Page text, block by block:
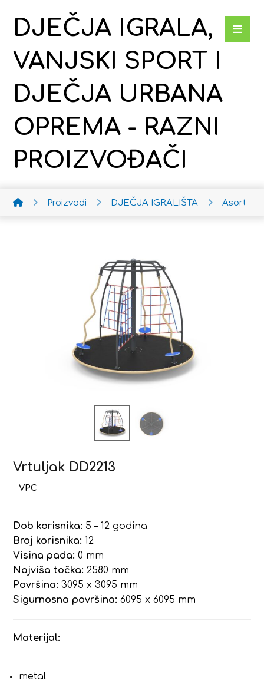
DJEČJA IGRALA,
VANJSKI SPORT I
DJEČJA URBANA
OPREMA - RAZNI
PROIZVOĐAČI
Proizvodi DJEČJA IGRALIŠTA
Vrtuljak DD2213
Dob korisnika: 5 – 12 godina
Broj korisnika: 12
Visina pada: 0 mm
Najviša točka: 2580 mm
Površina: 3095 x 3095 mm
Sigurnosna površina: 6095 x 6095 mm
Materijal:
metal